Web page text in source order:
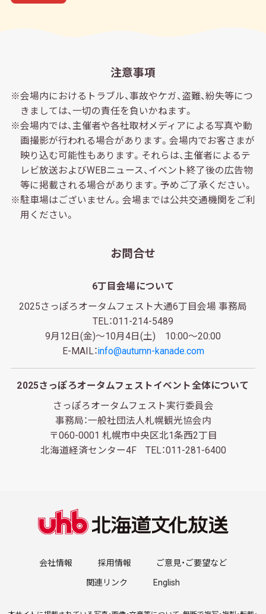
注意事項
※会場内におけるトラブル、事故やケガ、盗難、紛失等につ
きましては、一切の責任を負いかねます。
※会場内では、主催者や各社取材メディアによる写真や動
画撮影が行われる場合があります。会場内でお客さまが
映り込む可能性もあります。それらは、主催者によるテ
レビ放送およびWEBニュース、イベント終了後の広告物
等に掲載される場合があります。予めご了承ください。
※駐車場はございません。会場までは公共交通機関をご利
用ください。
お問合せ
6丁目会場について
2025さっぽろオータムフェスト大通6丁目会場 事務局
TEL：011-214-5489
9月12日(金)～10月4日(土) 10:00～20:00
E-MAIL：info@autumn-kanade.com
2025さっぽろオータムフェストイベント全体について
さっぽろオータムフェスト実行委員会
事務局：一般社団法人札幌観光協会内
〒060-0001 札幌市中央区北1条西2丁目
北海道経済センター4F TEL：011-281-6400
会社情報 採用情報 ご意見・ご要望など
関連リンク English